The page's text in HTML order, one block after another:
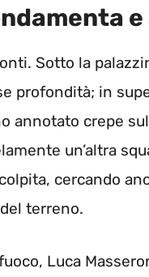
e
Sotto la
profondità; in
annotato crepe
un’altra
cercando
terreno.
Luca